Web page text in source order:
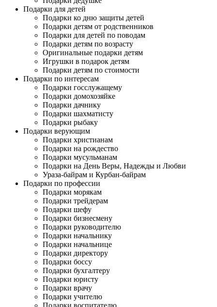
Подарки для детей
Подарки ко дню защиты детей
Подарки детям от родственников
Подарки для детей по поводам
Подарки детям по возрасту
Оригинальные подарки детям
Игрушки в подарок детям
Подарки детям по стоимости
Подарки по интересам
Подарки госслужащему
Подарки домохозяйке
Подарки дачнику
Подарки шахматисту
Подарки рыбаку
Подарки верующим
Подарки христианам
Подарки на рождество
Подарки мусульманам
Подарки на День Веры, Надежды и Любви
Ураза-байрам и Курбан-байрам
Подарки по профессии
Подарки морякам
Подарки трейдерам
Подарки шефу
Подарки бизнесмену
Подарки руководителю
Подарки начальнику
Подарки начальнице
Подарки директору
Подарки боссу
Подарки бухгалтеру
Подарки юристу
Подарки врачу
Подарки учителю
Подарки воспитателю